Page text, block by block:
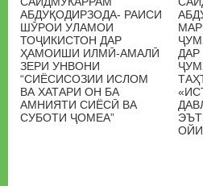
АБДУҚОДИРЗОДА- РАИСИ
ШӮРОИ УЛАМОИ
ТОҶИКИСТОН ДАР
ҲАМОИШИ ИЛМӢ-АМАЛӢ
ЗЕРИ УНВОНИ
“СИЁСИСОЗИИ ИСЛОМ
ВА ХАТАРИ ОН БА
АМНИЯТИ СИЁСӢ ВА
СУБОТИ ҶОМЕА”